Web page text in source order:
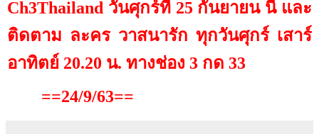
Ch3Thailand วันศุกร์ที่ 25 กันยายน นี้ และ
ติดตาม ละคร วาสนารัก ทุกวันศุกร์ เสาร์
อาทิตย์ 20.20 น. ทางช่อง 3 กด 33
==24/9/63==